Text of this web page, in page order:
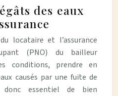
des eaux
locataire et l’assurance
(PNO) du bailleur
conditions, prendre en
causés par une fuite de
essentiel de bien